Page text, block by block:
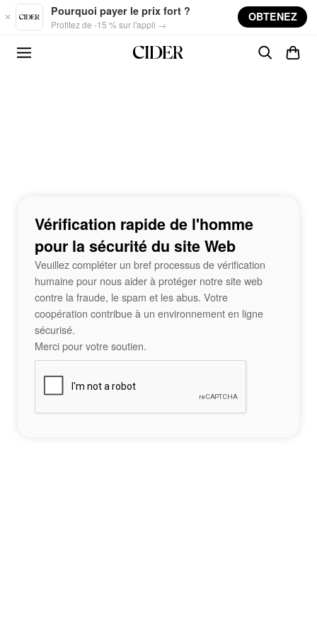
Skip to main content
Pourquoi payer le prix fort ?
Profitez de -15 % sur l'appli →
OBTENEZ
Vérification rapide de l'homme
pour la sécurité du site Web
Veuillez compléter un bref processus de vérification
humaine pour nous aider à protéger notre site web
contre la fraude, le spam et les abus. Votre
coopération contribue à un environnement en ligne
sécurisé.
Merci pour votre soutien.